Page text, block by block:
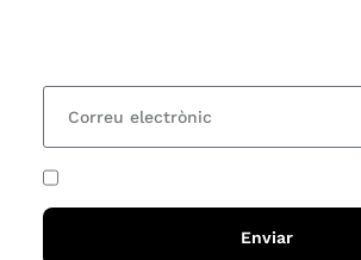
Enviar